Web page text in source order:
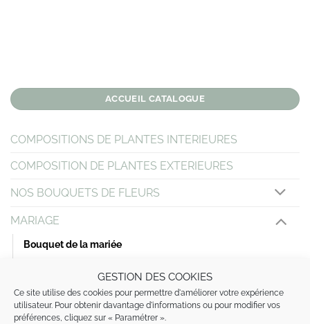
GESTION DES COOKIES
Ce site utilise des cookies pour permettre d'améliorer votre expérience
utilisateur. Pour obtenir davantage d'informations ou pour modifier vos
préférences, cliquez sur « Paramétrer ».
ACCUEIL CATALOGUE
COMPOSITIONS DE PLANTES INTERIEURES
COMPOSITION DE PLANTES EXTERIEURES
NOS BOUQUETS DE FLEURS
MARIAGE
Bouquet de la mariée
Décoration de voiture
Décoration église et salle